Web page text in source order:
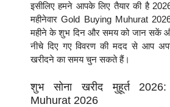
इसीलिए हमने आपके लिए तैयार की है
महीनेवार Gold Buying Muhurat
महीने के शुभ दिन और समय को जान सकें
नीचे दिए गए विवरण की मदद से आप
खरीदने का समय चुन सकते हैं।
शुभ सोना खरीद मुहूर्त
Muhurat 2026